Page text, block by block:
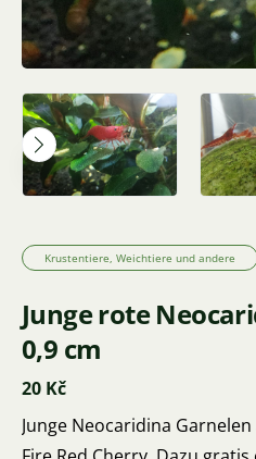
Krustentiere, Weichtiere und andere
Junge rote
0,9 cm
20 Kč
Junge Neocaridina